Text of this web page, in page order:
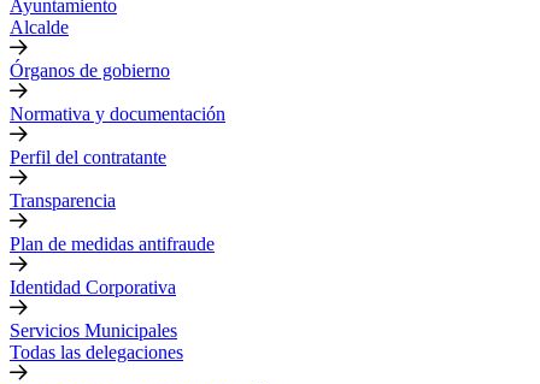
Ayuntamiento
Alcalde
Órganos de gobierno
Normativa y documentación
Perfil del contratante
Transparencia
Plan de medidas antifraude
Identidad Corporativa
Servicios Municipales
Todas las delegaciones